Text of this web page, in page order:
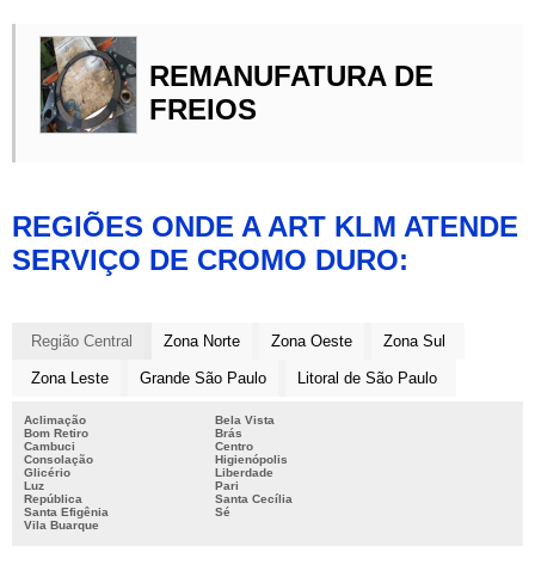
REMANUFATURA DE
FREIOS
REGIÕES ONDE A ART KLM ATENDE
SERVIÇO DE CROMO DURO:
Região Central Zona Norte Zona Oeste Zona Sul
Zona Leste Grande São Paulo Litoral de São Paulo
Aclimação
Bela Vista
Bom Retiro
Brás
Cambuci
Centro
Consolação
Higienópolis
Glicério
Liberdade
Luz
Pari
República
Santa Cecília
Santa Efigênia
Sé
Vila Buarque